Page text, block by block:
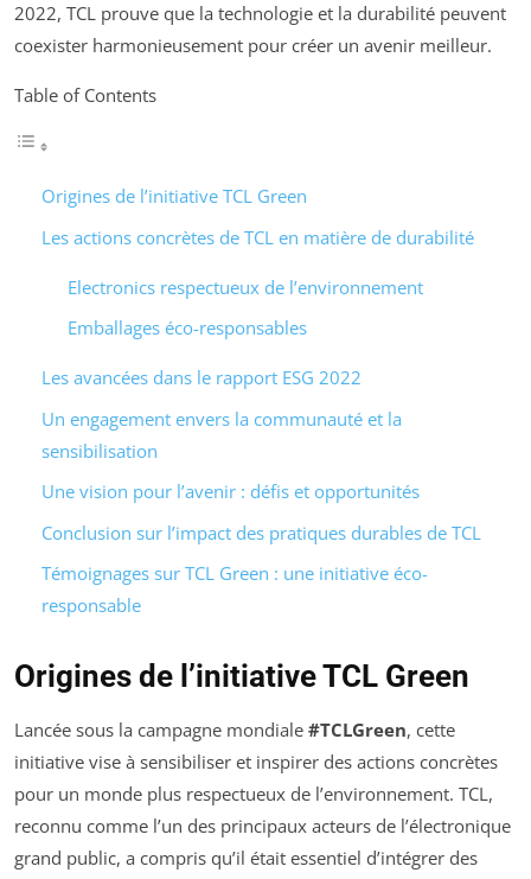
2022, TCL prouve que la technologie et la durabilité peuvent
coexister harmonieusement pour créer un avenir meilleur.
Table of Contents
Origines de l’initiative TCL Green
Les actions concrètes de TCL en matière de durabilité
Electronics respectueux de l’environnement
Emballages éco-responsables
Les avancées dans le rapport ESG 2022
Un engagement envers la communauté et la
sensibilisation
Une vision pour l’avenir : défis et opportunités
Conclusion sur l’impact des pratiques durables de TCL
Témoignages sur TCL Green : une initiative éco-
responsable
Origines de l’initiative TCL Green
Lancée sous la campagne mondiale #TCLGreen, cette
initiative vise à sensibiliser et inspirer des actions concrètes
pour un monde plus respectueux de l’environnement. TCL,
reconnu comme l’un des principaux acteurs de l’électronique
grand public, a compris qu’il était essentiel d’intégrer des